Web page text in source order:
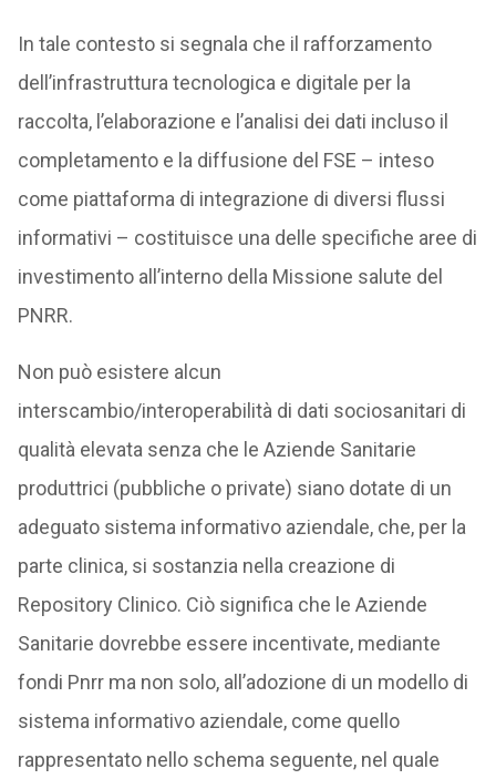
In tale contesto si segnala che il rafforzamento
dell’infrastruttura tecnologica e digitale per la
raccolta, l’elaborazione e l’analisi dei dati incluso il
completamento e la diffusione del FSE – inteso
come piattaforma di integrazione di diversi flussi
informativi – costituisce una delle specifiche aree di
investimento all’interno della Missione salute del
PNRR.
Non può esistere alcun
interscambio/interoperabilità di dati sociosanitari di
qualità elevata senza che le Aziende Sanitarie
produttrici (pubbliche o private) siano dotate di un
adeguato sistema informativo aziendale, che, per la
parte clinica, si sostanzia nella creazione di
Repository Clinico. Ciò significa che le Aziende
Sanitarie dovrebbe essere incentivate, mediante
fondi Pnrr ma non solo, all’adozione di un modello di
sistema informativo aziendale, come quello
rappresentato nello schema seguente, nel quale